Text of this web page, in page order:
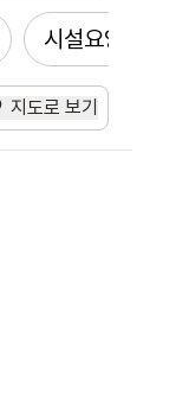
시설요양
지도로 보기